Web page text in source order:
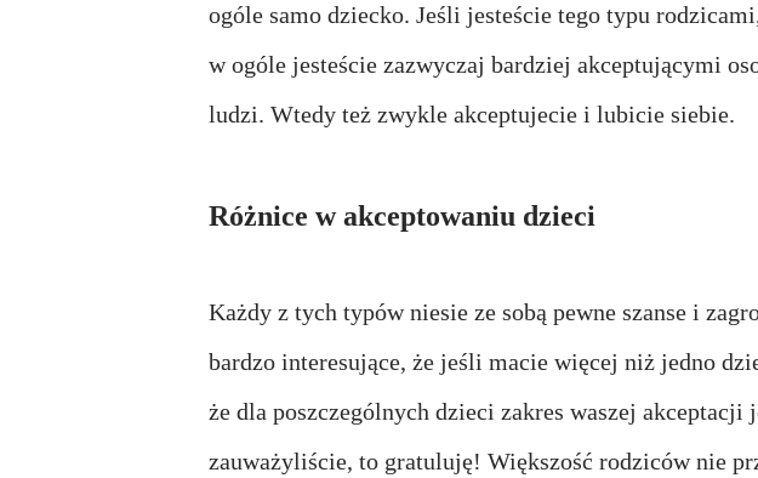
ogóle samo dziecko. Jeśli jesteście tego typu
w ogóle jesteście zazwyczaj bardziej akceptującymi
ludzi. Wtedy też zwykle akceptujecie i lubicie siebie.
Różnice w akceptowaniu dzieci
Każdy z tych typów niesie ze sobą pewne szanse i
bardzo interesujące, że jeśli macie więcej niż jedno
że dla poszczególnych dzieci zakres waszej
zauważyliście, to gratuluję! Większość rodziców nie